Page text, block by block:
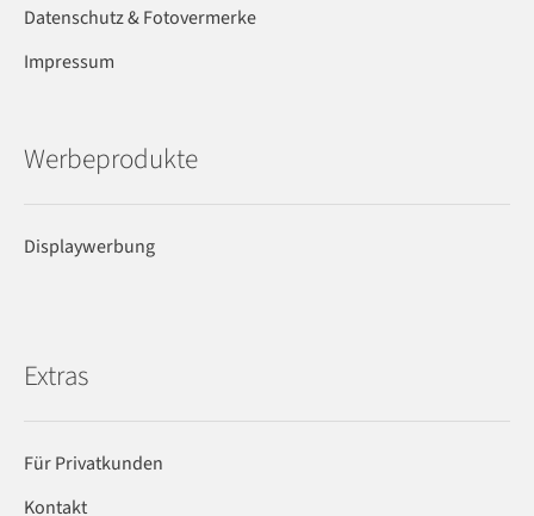
Datenschutz & Fotovermerke
Impressum
Werbeprodukte
Displaywerbung
Extras
Für Privatkunden
Kontakt